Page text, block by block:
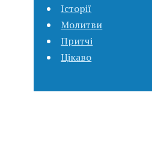
Історії
Молитви
Притчі
Цікаво